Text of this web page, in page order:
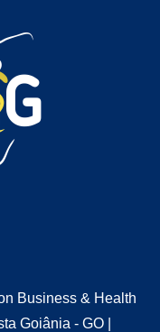
Business & Health
Goiânia - GO |